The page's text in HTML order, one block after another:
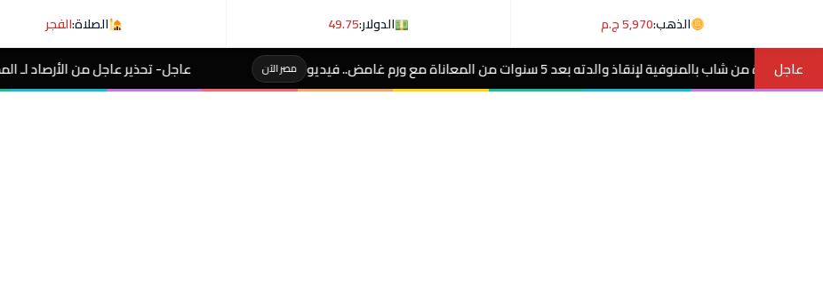
الذهب:5,970 ج.م الدولار:49.75 الصلاة:الفجر
عاجل
من المعاناة مع ورم غامض.. فيديو مصر الآن عاجل- تحذير عاجل من الأرصاد لـ المصطافين على شوطئ 8 مدن